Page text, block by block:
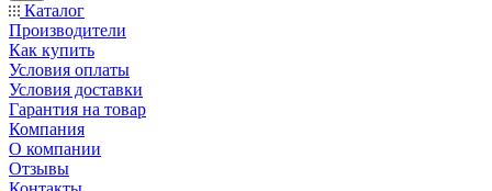
Каталог
Производители
Как купить
Условия оплаты
Условия доставки
Гарантия на товар
Компания
О компании
Отзывы